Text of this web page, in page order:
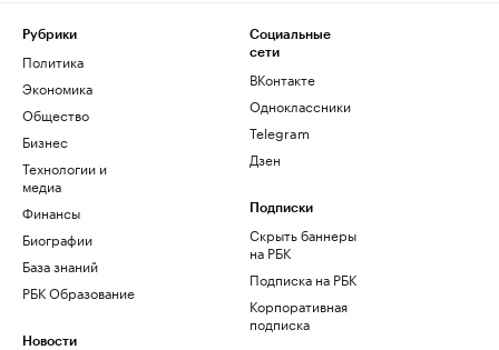
Рубрики
Политика
Экономика
Общество
Бизнес
Технологии и
медиа
Финансы
Биографии
База знаний
РБК Образование
Новости
Социальные
сети
ВКонтакте
Одноклассники
Telegram
Дзен
Подписки
Скрыть баннеры
на РБК
Подписка на РБК
Корпоративная
подписка